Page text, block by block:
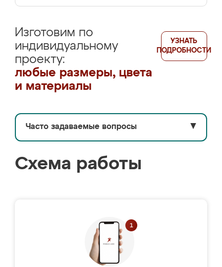
Изготовим по
индивидуальному
проекту:
любые размеры, цвета
и материалы
УЗНАТЬ
ПОДРОБНОСТИ
Часто задаваемые вопросы ▼
Схема работы